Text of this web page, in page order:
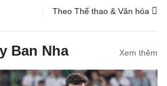
Theo Thể thao & Văn hóa
Ban Nha Xem thêm